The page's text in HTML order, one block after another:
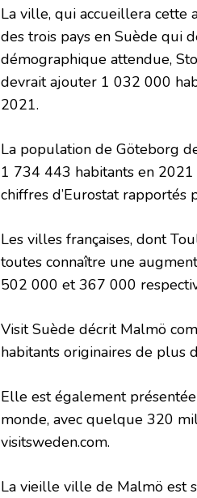
La ville, qui accueillera cette
des trois pays en Suède qui
démographique attendue,
devrait ajouter 1 032 000
2021.
La population de Göteborg
1 734 443 habitants en
chiffres d’Eurostat rapportés
Les villes françaises, dont
toutes connaître une
502 000 et 367 000
Visit Suède décrit Malmö
habitants originaires de plus
Elle est également
monde, avec quelque 320
visitsweden.com.
La vieille ville de Malmö est